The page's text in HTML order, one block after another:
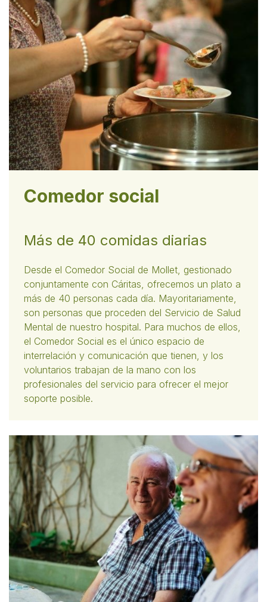
Comedor social
Más de 40 comidas diarias
Desde el Comedor Social de Mollet, gestionado
conjuntamente con Cáritas, ofrecemos un plato a
más de 40 personas cada día. Mayoritariamente,
son personas que proceden del Servicio de Salud
Mental de nuestro hospital. Para muchos de ellos,
el Comedor Social es el único espacio de
interrelación y comunicación que tienen, y los
voluntarios trabajan de la mano con los
profesionales del servicio para ofrecer el mejor
soporte posible.